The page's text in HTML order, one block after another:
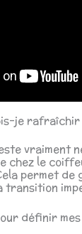
je rafraîchir
vraiment
chez le
permet de
définir